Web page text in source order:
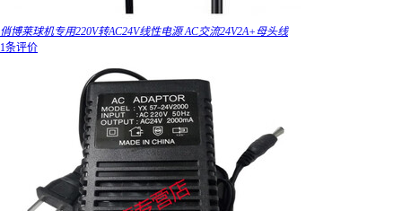
俏博莱球机专用220V转AC24V线性电源 AC交流24V2A+母头线
1条评价